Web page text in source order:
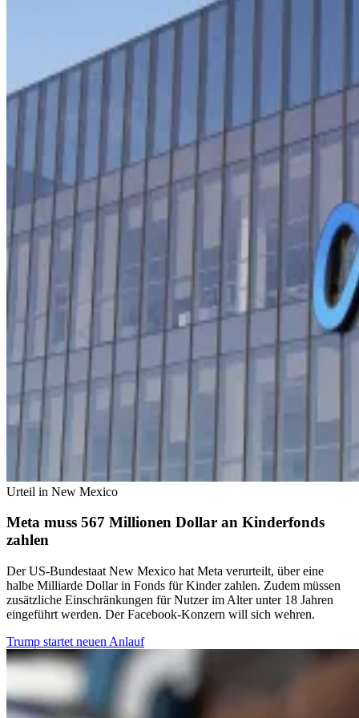
Urteil in New Mexico
Meta muss 567 Millionen Dollar an Kinderfonds
zahlen
Der US-Bundestaat New Mexico hat Meta verurteilt, über eine
halbe Milliarde Dollar in Fonds für Kinder zahlen. Zudem müssen
zusätzliche Einschränkungen für Nutzer im Alter unter 18 Jahren
eingeführt werden. Der Facebook-Konzern will sich wehren.
Trump startet neuen Anlauf